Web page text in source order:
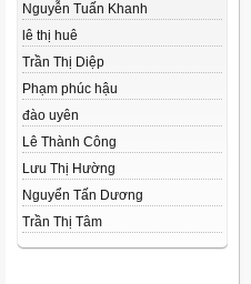
Nguyễn Tuấn Khanh
lê thị huê
Trần Thị Diệp
Phạm phúc hậu
đào uyên
Lê Thành Công
Lưu Thị Hường
Nguyển Tấn Dương
Trần Thị Tâm